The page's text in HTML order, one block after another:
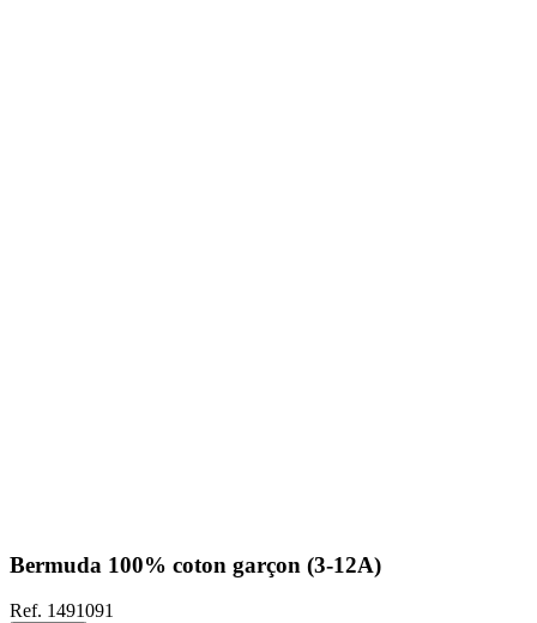
Bermuda 100% coton garçon (3-12A)
Ref. 1491091